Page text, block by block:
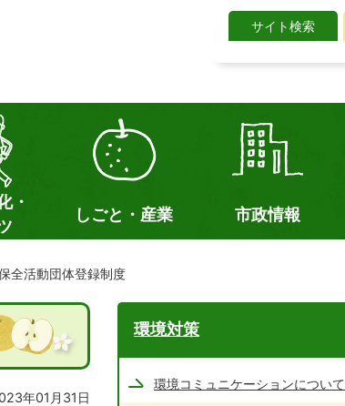
サイト検索
イ
検
・
しごと・産業 市政情報
全活動団体登録制度
年01月31日
環境対策
環境コミュニケーションについて